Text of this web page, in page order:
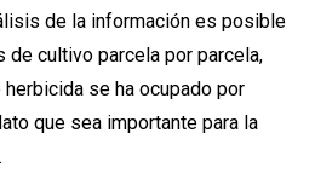
de la información es posible
cultivo parcela por parcela,
se ha ocupado por
que sea importante para la